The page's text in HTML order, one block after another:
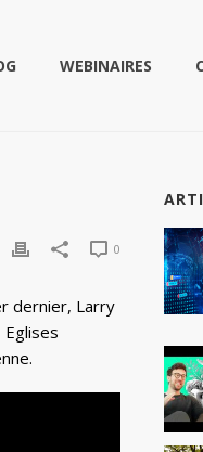
WEBINAIRES
0
dernier, Larry